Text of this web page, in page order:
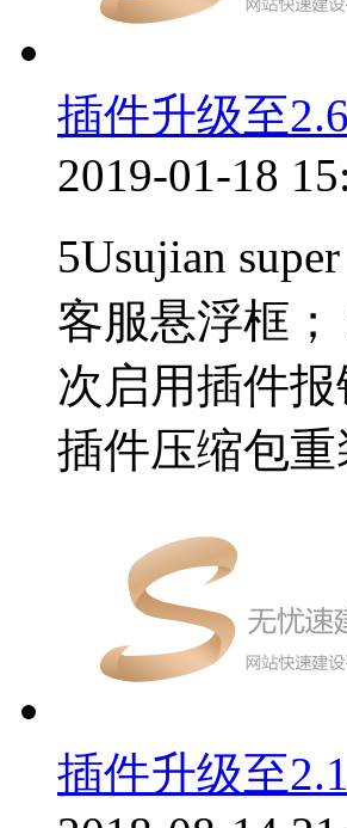
插件升级至
2019-01-18
5Usujian
客服悬浮框
次启用插件
插件压缩包
插件升级至